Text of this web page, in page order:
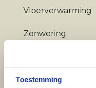
Toestemming
Vloerverwarming
Zonwering